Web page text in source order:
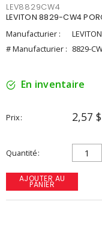
LEV8829CW4
LEVITON 8829-CW4
Manufacturier :
LEVITON
# Manufacturier : 8829-
En inventaire
Prix 2,57 $
Quantité
AJOUTER AU
PANIER